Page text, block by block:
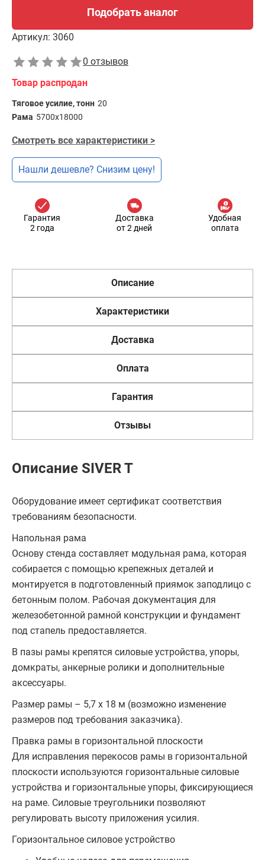
Подобрать аналог
Артикул: 3060
0 отзывов
Товар распродан
Тяговое усилие, тонн 20
Рама 5700х18000
Смотреть все характеристики >
Нашли дешевле? Снизим цену!
Гарантия
2 года
Доставка
от 2 дней
Удобная
оплата
Описание
Характеристики
Доставка
Оплата
Гарантия
Отзывы
Описание SIVER T
Оборудование имеет сертификат соответствия
требованиям безопасности.
Напольная рама
Основу стенда составляет модульная рама, которая
собирается с помощью крепежных деталей и
монтируется в подготовленный приямок заподлицо с
бетонным полом. Рабочая документация для
железобетонной рамной конструкции и фундамент
под стапель предоставляется.
В пазы рамы крепятся силовые устройства, упоры,
домкраты, анкерные ролики и дополнительные
аксессуары.
Размер рамы – 5,7 х 18 м (возможно изменение
размеров под требования заказчика).
Правка рамы в горизонтальной плоскости
Для исправления перекосов рамы в горизонтальной
плоскости используются горизонтальные силовые
устройства и горизонтальные упоры, фиксирующиеся
на раме. Силовые треугольники позволяют
регулировать высоту приложения усилия.
Горизонтальное силовое устройство